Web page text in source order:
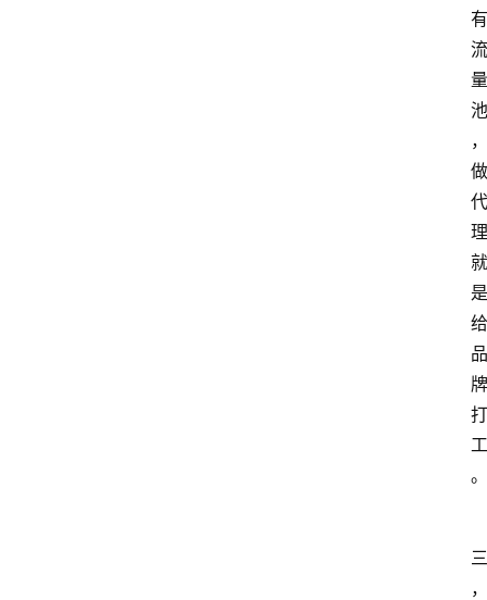
有
流
量
池
，
做
代
理
就
是
给
品
牌
打
工
。
三
，